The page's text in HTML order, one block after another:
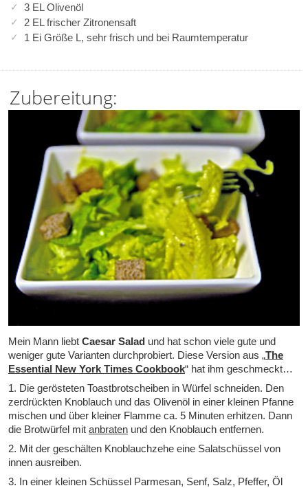
3 EL Olivenöl
2 EL frischer Zitronensaft
1 Ei Größe L, sehr frisch und bei Raumtemperatur
Zubereitung:
Mein Mann liebt Caesar Salad und hat schon viele gute und
weniger gute Varianten durchprobiert. Diese Version aus „The
Essential New York Times Cookbook“ hat ihm geschmeckt…
1. Die gerösteten Toastbrotscheiben in Würfel schneiden. Den
zerdrückten Knoblauch und das Olivenöl in einer kleinen Pfanne
mischen und über kleiner Flamme ca. 5 Minuten erhitzen. Dann
die Brotwürfel mit anbraten und den Knoblauch entfernen.
2. Mit der geschälten Knoblauchzehe eine Salatschüssel von
innen ausreiben.
3. In einer kleinen Schüssel Parmesan, Senf, Salz, Pfeffer, Öl